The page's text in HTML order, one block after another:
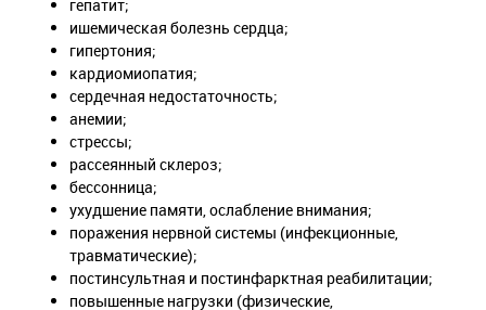
гепатит;
ишемическая болезнь сердца;
гипертония;
кардиомиопатия;
сердечная недостаточность;
анемии;
стрессы;
рассеянный склероз;
бессонница;
ухудшение памяти, ослабление внимания;
поражения нервной системы (инфекционные,
травматические);
постинсультная и постинфарктная реабилитации;
повышенные нагрузки (физические,